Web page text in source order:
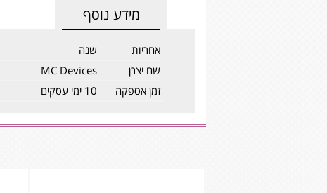
מידע נוסף
אחריות
שנה
שם יצרן
MC Devices
זמן אספקה
10 ימי עסקים